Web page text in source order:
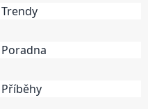
Trendy
Poradna
Příběhy